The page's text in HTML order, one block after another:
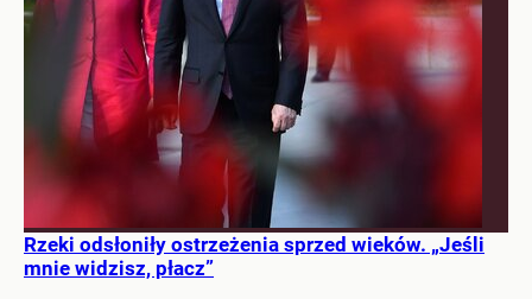
Rzeki odsłoniły ostrzeżenia sprzed wieków. „Jeśli
mnie widzisz, płacz”